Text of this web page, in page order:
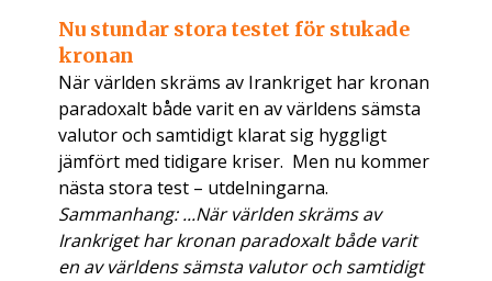
Nu stundar stora testet för stukade
kronan
När världen skräms av Irankriget har kronan
paradoxalt både varit en av världens sämsta
valutor och samtidigt klarat sig hyggligt
jämfört med tidigare kriser. Men nu kommer
nästa stora test – utdelningarna.
Sammanhang: ...När världen skräms av
Irankriget har kronan paradoxalt både varit
en av världens sämsta valutor och samtidigt